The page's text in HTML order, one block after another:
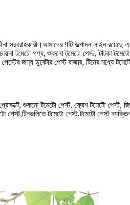
9টি উত্পাদন লাইন রয়েছে
টমেটো পণ্য, শুকনো টমেটো পেস্ট, টাটকা টমেটো
জন্য ডুবেটার পেস্ট বাজার, টিনের মধ্যে
শুকনো টমেটো পেস্ট, ফ্রেশ টমেটো পেস্ট,
টমেটো পেস্ট,টমেটো পেস্ট